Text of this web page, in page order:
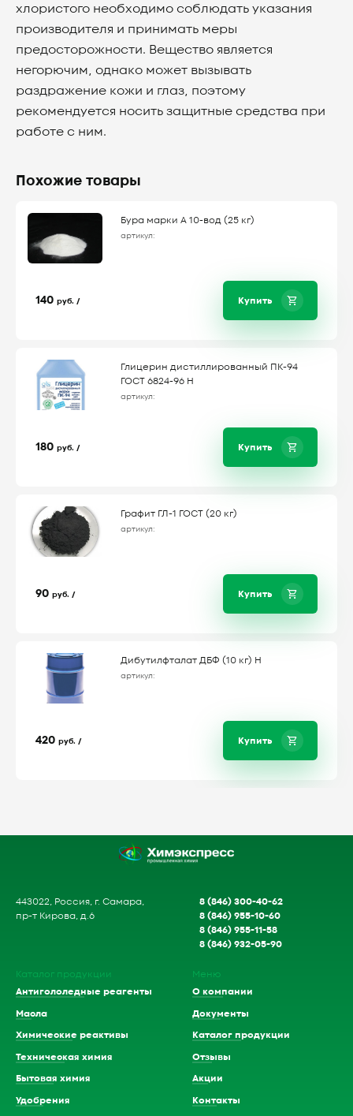
хлористого необходимо соблюдать указания
производителя и принимать меры
предосторожности. Вещество является
негорючим, однако может вызывать
раздражение кожи и глаз, поэтому
рекомендуется носить защитные средства при
работе с ним.
Похожие товары
Бура марки А 10-вод (25 кг)
артикул:
140 руб. / Купить
Глицерин дистиллированный ПК-94
ГОСТ 6824-96 Н
артикул:
180 руб. / Купить
Графит ГЛ-1 ГОСТ (20 кг)
артикул:
90 руб. / Купить
Дибутилфталат ДБФ (10 кг) Н
артикул:
420 руб. / Купить
443022, Россия, г. Самара,
пр-т Кирова, д.6
8 (846) 300-40-62
8 (846) 955-10-60
8 (846) 955-11-58
8 (846) 932-05-90
Каталог продукции
Антигололедные реагенты
Масла
Химические реактивы
Техническая химия
Бытовая химия
Удобрения
Меню
О компании
Документы
Каталог продукции
Отзывы
Акции
Контакты